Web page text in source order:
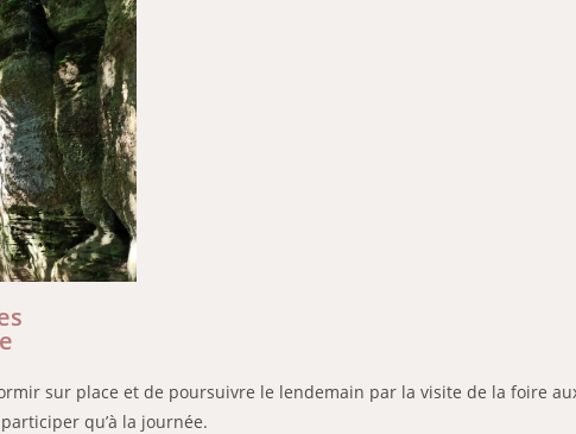
sur place et de poursuivre le lendemain par la visite de la foire
qu’à la journée.